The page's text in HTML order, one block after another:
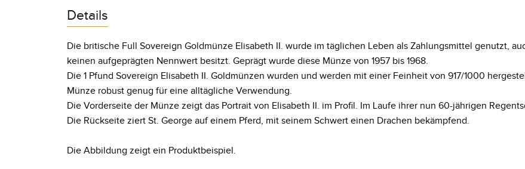
Details
Die britische Full Sovereign Goldmünze Elisabeth II. wurde im täglichen Leben als Zahlungsmittel genutzt,
keinen aufgeprägten Nennwert besitzt. Geprägt wurde diese Münze von 1957 bis 1968.
Die 1 Pfund Sovereign Elisabeth II. Goldmünzen wurden und werden mit einer Feinheit von 917/1000
Münze robust genug für eine alltägliche Verwendung.
Die Vorderseite der Münze zeigt das Portrait von Elisabeth II. im Profil. Im Laufe ihrer nun 60-jährigen
Die Rückseite ziert St. George auf einem Pferd, mit seinem Schwert einen Drachen bekämpfend.
Die Abbildung zeigt ein Produktbeispiel.